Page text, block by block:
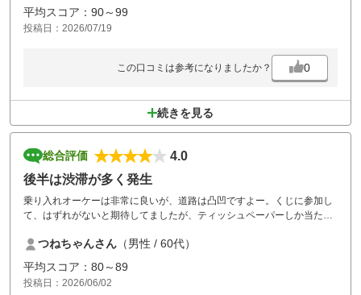
平均スコア：90～99
投稿日：2026/07/19
この口コミは参考になりましたか？ 0
続きを見る
総合評価
4.0
後半は渋滞が多く発生
乗り入れオーケーは非常に良いが、道路は凸凹ですよー。くじに参加し
て、はずれがないと期待してましたが、ティッシュペーパーしか当たら
せめてビール１本は当たって欲しかったです。
つねちゃんさん （男性 / 60代）
平均スコア：80～89
投稿日：2026/06/02